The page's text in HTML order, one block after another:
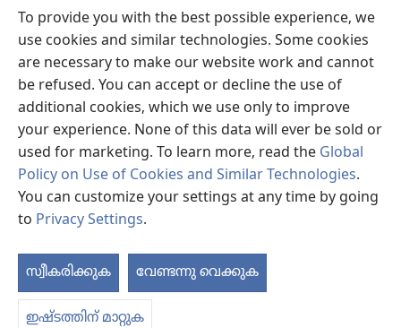
To provide you with the best possible experience, we
use cookies and similar technologies. Some cookies
are necessary to make our website work and cannot
be refused. You can accept or decline the use of
additional cookies, which we use only to improve
your experience. None of this data will ever be sold or
used for marketing. To learn more, read the Global
Policy on Use of Cookies and Similar Technologies.
You can customize your settings at any time by going
to Privacy Settings.
സ്വീകരിക്കുക വേണ്ടന്നു വെക്കുക
ഇഷ്ടത്തിന് മാറ്റുക
തുറക്കുക)വാച്ച്ടവര്‍ ഓണ്‍ലൈന്‍ ലൈബ്രറി
(പുതിയ
പേജ്
തുറക്കുക)JW ഹബ്ബ്
(പുതിയ
പേജ്
തുറക്കുക)JW ലൈ​ബ്ര​റി
വാച്ച്‌ടവർ ലൈ​ബ്രറി
ക്രമീകരണങ്ങൾ